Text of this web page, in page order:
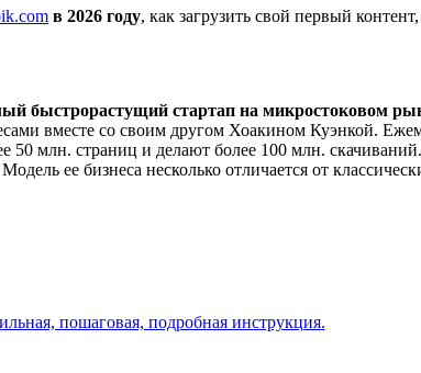
в 2026 году, как загрузить свой первый контент,
быстрорастущий стартап на микростоковом
вместе со своим другом Хоакином Куэнкой.
50 млн. страниц и делают более 100 млн. скачиваний.
ее бизнеса несколько отличается от